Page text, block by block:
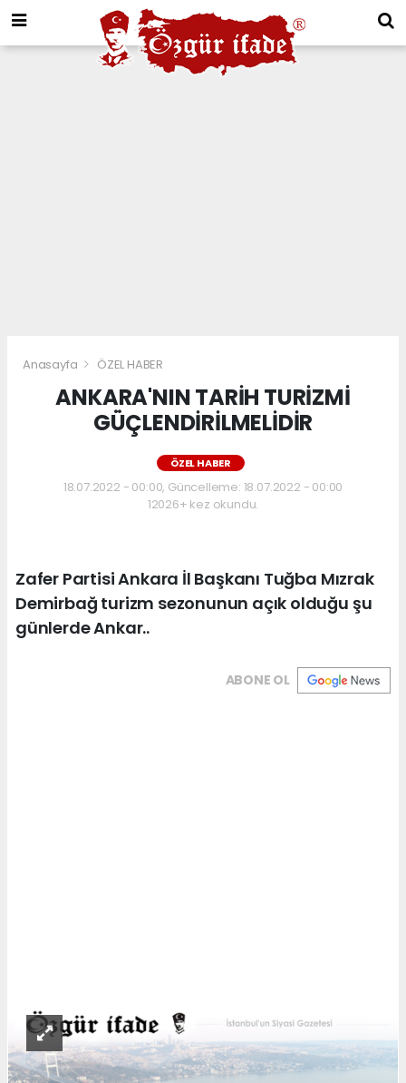
Anasayfa ÖZEL HABER
ANKARA'NIN TARİH TURİZMİ
GÜÇLENDİRİLMELİDİR
ÖZEL HABER
18.07.2022 - 00:00, Güncelleme: 18.07.2022 - 00:00
12026+ kez okundu.
Zafer Partisi Ankara İl Başkanı Tuğba Mızrak
Demirbağ turizm sezonunun açık olduğu şu
günlerde Ankar..
ABONE OL